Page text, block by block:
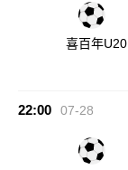
喜百年U20
22:00 07-28